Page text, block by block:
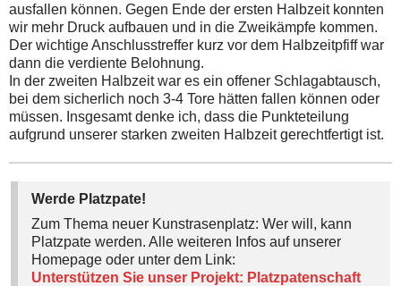
ausfallen können. Gegen Ende der ersten Halbzeit konnten
wir mehr Druck aufbauen und in die Zweikämpfe kommen.
Der wichtige Anschlusstreffer kurz vor dem Halbzeitpfiff war
dann die verdiente Belohnung.
In der zweiten Halbzeit war es ein offener Schlagabtausch,
bei dem sicherlich noch 3-4 Tore hätten fallen können oder
müssen. Insgesamt denke ich, dass die Punkteteilung
aufgrund unserer starken zweiten Halbzeit gerechtfertigt ist.
Werde Platzpate!
Zum Thema neuer Kunstrasenplatz: Wer will, kann
Platzpate werden. Alle weiteren Infos auf unserer
Homepage oder unter dem Link:
Unterstützen Sie unser Projekt: Platzpatenschaft